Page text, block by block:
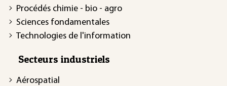
Procédés chimie - bio - agro
Sciences fondamentales
Technologies de l'information
Secteurs industriels
Aérospatial